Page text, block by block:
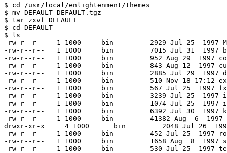
$ cd /usr/local/enlightenment/themes
$ mv DEFAULT DEFAULT.tgz
$ tar zxvf DEFAULT
$ cd DEFAULT
$ ls
-rw-r--r--   1 1000     bin         2929 Jul 25  1997
-rw-r--r--   1 1000     bin         7015 Jul 31  1997
-rw-r--r--   1 1000     bin         952 Aug 29  1997
-rw-r--r--   1 1000     bin         843 Aug 12  1997
-rw-r--r--   1 1000     bin         2885 Jul 29  1997
-rw-r--r--   1 1000     bin         510 Nov 18 17:12
-rw-r--r--   1 1000     bin         567 Jul 25  1997 fx
-rw-r--r--   1 1000     bin         3239 Jul 25  1997
-rw-r--r--   1 1000     bin         1074 Jul 25  1997
-rw-r--r--   1 1000     bin         6392 Jul 30  1997
-rw-r--r--   1 1000     bin         41382 Aug  6  1997
drwxr-xr-x     4 1000      bin         2048 Jul 26
-rw-r--r--   1 1000     bin         452 Jul 25  1997
-rw-r--r--   1 1000     bin         1658 Aug  8  1997
-rw-r--r--   1 1000     bin         530 Jul 25  1997